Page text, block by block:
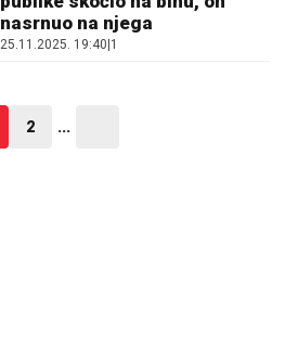
nasrnuo na njega
25.11.2025. 19:40|1
2 ...